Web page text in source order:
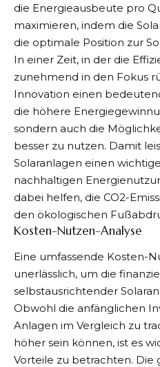
die Energieausbeute pro
maximieren, indem die
die optimale Position zur
In einer Zeit, in der die
zunehmend in den Fokus
Innovation einen
die höhere
sondern auch die
besser zu nutzen. Damit
Solaranlagen einen
nachhaltigen
dabei helfen, die CO2-
den ökologischen
Kosten-Nutzen-Analyse
Eine umfassende Kosten-
unerlässlich, um die
selbstausrichtender
Obwohl die anfänglichen
Anlagen im Vergleich zu
höher sein können, ist es
Vorteile zu betrachten. Die